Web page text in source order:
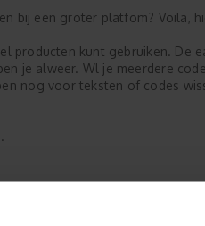
bij een groter platfom? Voila,
producten kunt gebruiken. De
je alweer. Wl je meerdere
nog voor teksten of codes